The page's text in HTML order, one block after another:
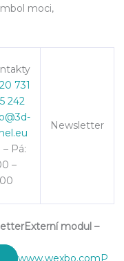
moci,
731
242
– Pá:
–
Newsletter
Externí modul –
www.wexbo.com P